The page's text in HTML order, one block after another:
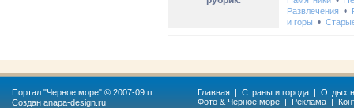
Развлечения •
и горы •
Портал "Черное море" © 2007-09 гг.
Создан anapa-design.ru
Главная | Страны и города | Отдых
Фото & Черное море | Реклама |